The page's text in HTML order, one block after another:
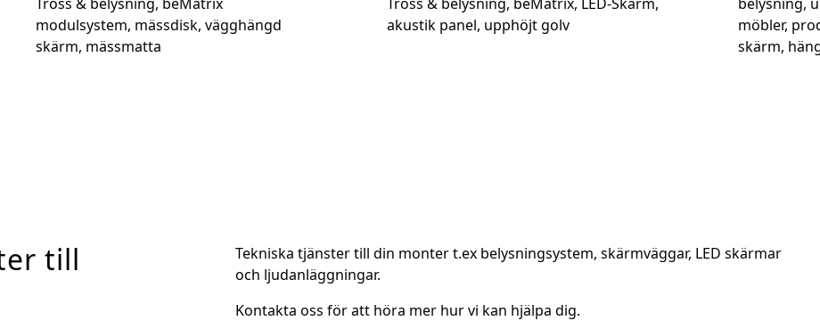
modulsystem, mässdisk, vägghängd
skärm, mässmatta
akustik panel, upphöjt golv
möbler,
skärm,
till
Tekniska tjänster till din monter t.ex belysningsystem, skärmväggar, LED skärmar
och ljudanläggningar.
Kontakta oss för att höra mer hur vi kan hjälpa dig.